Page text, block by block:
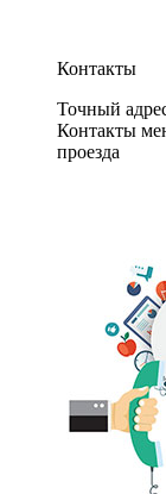
Контакты
Точный
Контакты
проезда